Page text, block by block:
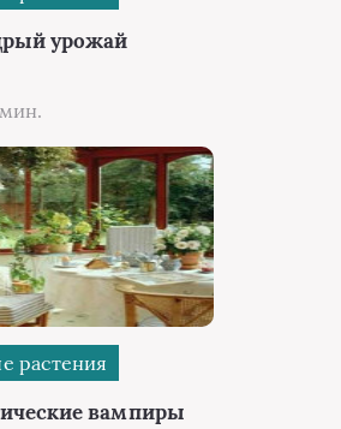
урожай
растения
вампиры